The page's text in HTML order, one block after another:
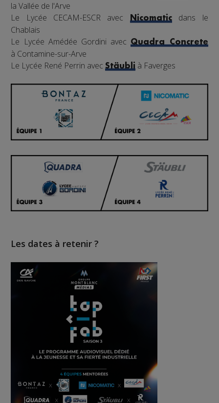
la Vallée de l'Arve
Le Lycée CECAM-ESCR avec
Nicomaticdans le
Chablais
Le Lycée Amédée Gordini avecQuadra Concrete
à Contamine-sur-Arve
Le Lycée René Perrin avecStäubli à Faverges
Les dates à retenir ?